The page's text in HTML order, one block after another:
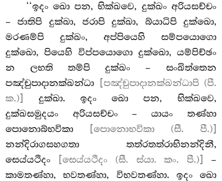
‘‘ඉදංඛො පන, භික්ඛවෙ, දුක්ඛං අරියසච්චං
– ජාතිපි දුක්ඛා, ජරාපිදුක්ඛා, බ්යාධිපි දුක්ඛො,
මරණම්පි දුක්ඛං, අප්පියෙහි සම්පයොගො
දුක්ඛො, පියෙහි විප්පයොගො දුක්ඛො, යම්පිච්ඡං
න ලභති තම්පි දුක්ඛං – සංඛිත්තෙන
පඤ්චුපාදානක්ඛන්ධා
[පඤ්චුපාදානක්ඛන්ධාපි (පී.
ක.)]
දුක්ඛා. ඉදං ඛො පන, භික්ඛවෙ,
දුක්ඛසමුදයං අරියසච්චං – යායං තණ්හා
පොනොබ්භවිකා
[පොනොභවිකා (සී. පී.)]
නන්දිරාගසහගතා තත්රතත්රාභිනන්දිනී,
සෙය්යථිදං
[සෙය්යථීදං (සී. ස්යා. කං. පී.)]
–
කාමතණ්හා, භවතණ්හා, විභවතණ්හා. ඉදං ඛො